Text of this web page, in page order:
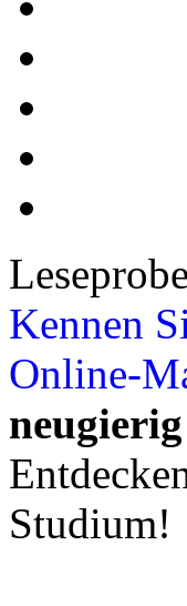
Kennen
Online-
Studium!